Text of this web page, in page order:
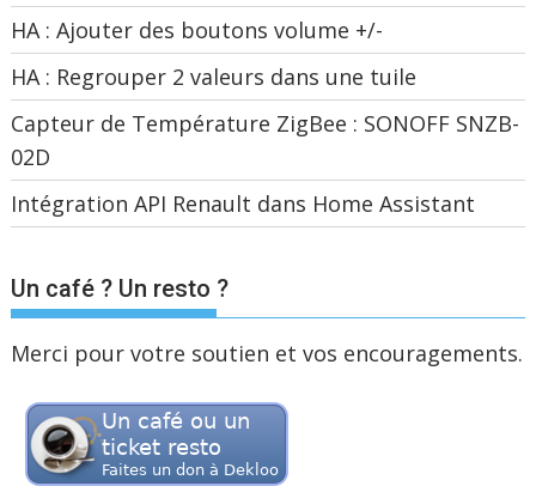
HA : Ajouter des boutons volume +/-
HA : Regrouper 2 valeurs dans une tuile
Capteur de Température ZigBee : SONOFF SNZB-
02D
Intégration API Renault dans Home Assistant
Un café ? Un resto ?
Merci pour votre soutien et vos encouragements.